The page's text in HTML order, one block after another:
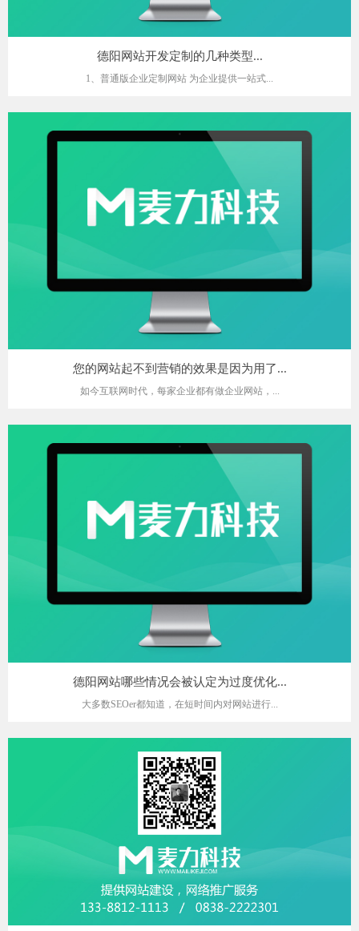
德阳网站开发定制的几种类型...
1、普通版企业定制网站 为企业提供一站式...
您的网站起不到营销的效果是因为用了...
如今互联网时代，每家企业都有做企业网站，...
德阳网站哪些情况会被认定为过度优化...
大多数SEOer都知道，在短时间内对网站进行...